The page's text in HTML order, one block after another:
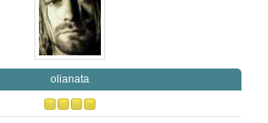
olianata